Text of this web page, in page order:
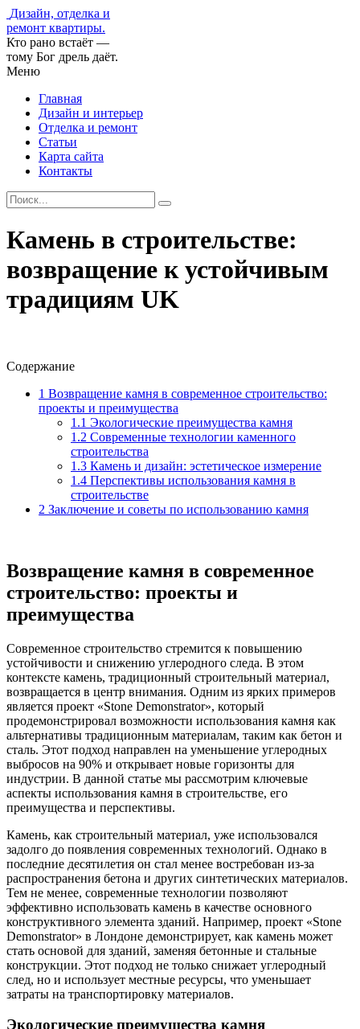
Дизайн, отделка и
ремонт квартиры.
Кто рано встаёт —
тому Бог дрель даёт.
Меню
Главная
Дизайн и интерьер
Отделка и ремонт
Статьи
Карта сайта
Контакты
Камень в строительстве:
возвращение к устойчивым
традициям UK
Содержание
1 Возвращение камня в современное строительство:
проекты и преимущества
1.1 Экологические преимущества камня
1.2 Современные технологии каменного
строительства
1.3 Камень и дизайн: эстетическое измерение
1.4 Перспективы использования камня в
строительстве
2 Заключение и советы по использованию камня
Возвращение камня в современное
строительство: проекты и
преимущества
Современное строительство стремится к повышению
устойчивости и снижению углеродного следа. В этом
контексте камень, традиционный строительный материал,
возвращается в центр внимания. Одним из ярких примеров
является проект «Stone Demonstrator», который
продемонстрировал возможности использования камня как
альтернативы традиционным материалам, таким как бетон и
сталь. Этот подход направлен на уменьшение углеродных
выбросов на 90% и открывает новые горизонты для
индустрии. В данной статье мы рассмотрим ключевые
аспекты использования камня в строительстве, его
преимущества и перспективы.
Камень, как строительный материал, уже использовался
задолго до появления современных технологий. Однако в
последние десятилетия он стал менее востребован из-за
распространения бетона и других синтетических материалов.
Тем не менее, современные технологии позволяют
эффективно использовать камень в качестве основного
конструктивного элемента зданий. Например, проект «Stone
Demonstrator» в Лондоне демонстрирует, как камень может
стать основой для зданий, заменяя бетонные и стальные
конструкции. Этот подход не только снижает углеродный
след, но и использует местные ресурсы, что уменьшает
затраты на транспортировку материалов.
Экологические преимущества камня